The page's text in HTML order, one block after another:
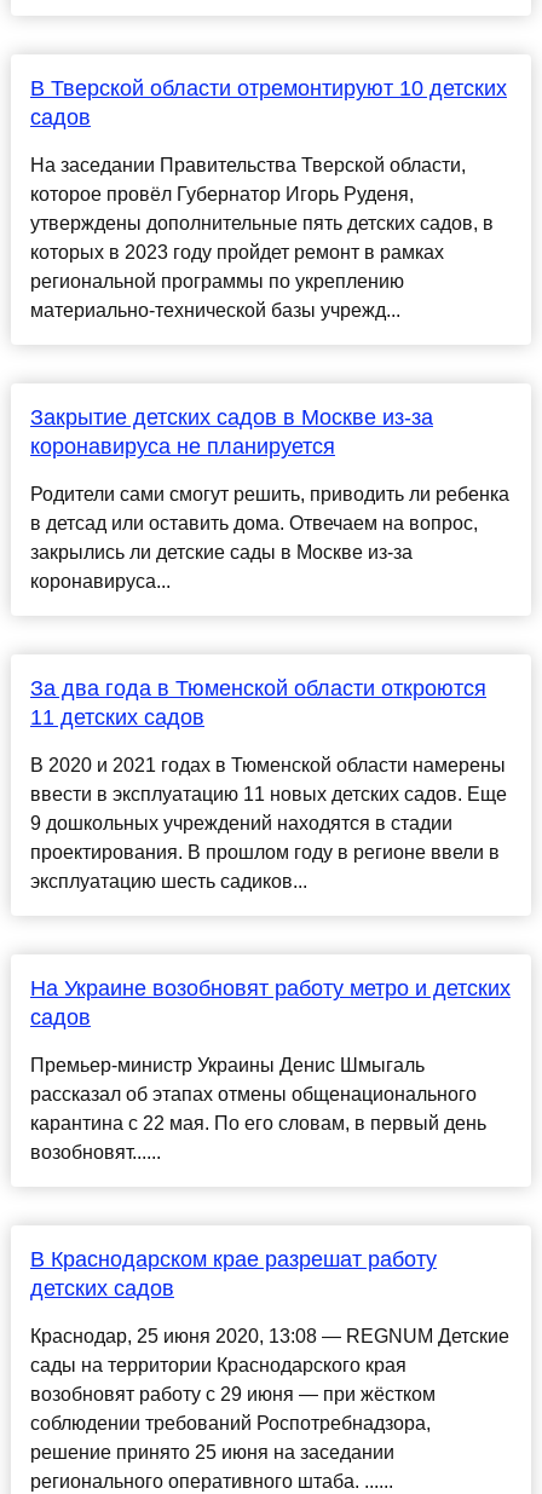
В Тверской области отремонтируют 10 детских
садов
На заседании Правительства Тверской области,
которое провёл Губернатор Игорь Руденя,
утверждены дополнительные пять детских садов, в
которых в 2023 году пройдет ремонт в рамках
региональной программы по укреплению
материально-технической базы учрежд...
Закрытие детских садов в Москве из-за
коронавируса не планируется
Родители сами смогут решить, приводить ли ребенка
в детсад или оставить дома. Отвечаем на вопрос,
закрылись ли детские сады в Москве из-за
коронавируса...
За два года в Тюменской области откроются
11 детских садов
В 2020 и 2021 годах в Тюменской области намерены
ввести в эксплуатацию 11 новых детских садов. Еще
9 дошкольных учреждений находятся в стадии
проектирования. В прошлом году в регионе ввели в
эксплуатацию шесть садиков...
На Украине возобновят работу метро и детских
садов
Премьер-министр Украины Денис Шмыгаль
рассказал об этапах отмены общенационального
карантина с 22 мая. По его словам, в первый день
возобновят......
В Краснодарском крае разрешат работу
детских садов
Краснодар, 25 июня 2020, 13:08 — REGNUM Детские
сады на территории Краснодарского края
возобновят работу с 29 июня — при жёстком
соблюдении требований Роспотребнадзора,
решение принято 25 июня на заседании
регионального оперативного штаба. ......